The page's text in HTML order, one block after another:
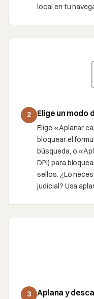
local en tu
2 Elige un modo
Elige «Aplanar
bloquear el
búsqueda, o
DPI) para
sellos. ¿Lo
judicial? Usa
3 Aplana y